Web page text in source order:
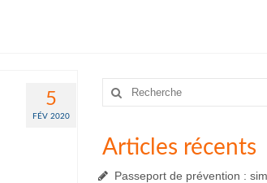
5
FÉV 2020
Rechercher
Articles récents
Passeport de prévention :